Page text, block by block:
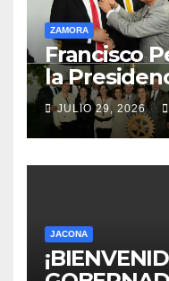
ZAMORA
Francisco
la
Rotario
para el
JULIO 29, 2026
JACONA